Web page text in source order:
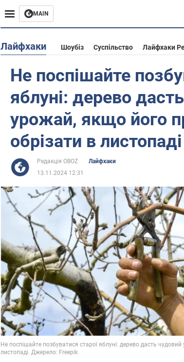
MAIN
Європа
Азія
Життя
Лайфхаки
Лайфхаки Шоубіз Суспільство Лайфхаки
Не поспішайте
яблуні: дерево
урожай, якщо його
обрізати в листопаді
Редакція OBOZ
Лайфхаки
13.11.2024 12:31
Не поспішайте позбуватися старої яблуні: дерево дасть
листопаді. Джерело: Freepik